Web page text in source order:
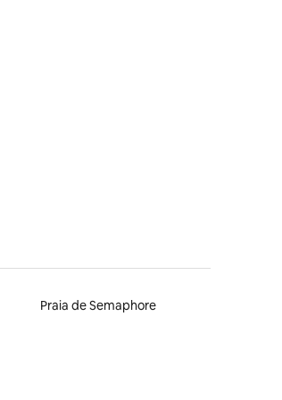
média de 5, 42 avaliações
Praia de Semaphore